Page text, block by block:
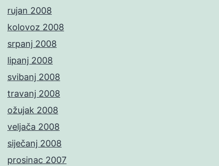
rujan 2008
kolovoz 2008
srpanj 2008
lipanj 2008
svibanj 2008
travanj 2008
ožujak 2008
veljača 2008
siječanj 2008
prosinac 2007